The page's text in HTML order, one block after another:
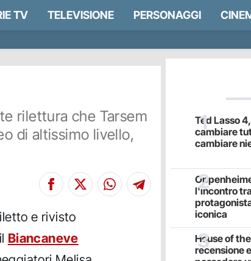
TV TELEVISIONE PERSONAGGI
rilettura che Tarsem
di altissimo livello,
e rivisto
Biancaneve
Ted Lasso
cambiare
cambiare
l'incontro
iconica
House of
recensione